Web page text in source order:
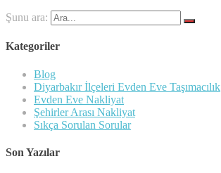
Şunu ara:
Kategoriler
Blog
Diyarbakır İlçeleri Evden Eve Taşımacılık
Evden Eve Nakliyat
Şehirler Arası Nakliyat
Sıkça Sorulan Sorular
Son Yazılar